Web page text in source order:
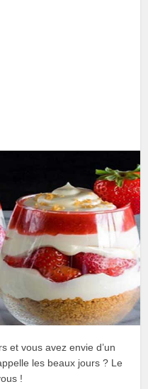
et vous avez envie d’un
les beaux jours ? Le
!